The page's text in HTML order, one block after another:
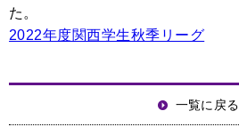
た。
2022年度関西学生秋季リーグ
一覧に戻る